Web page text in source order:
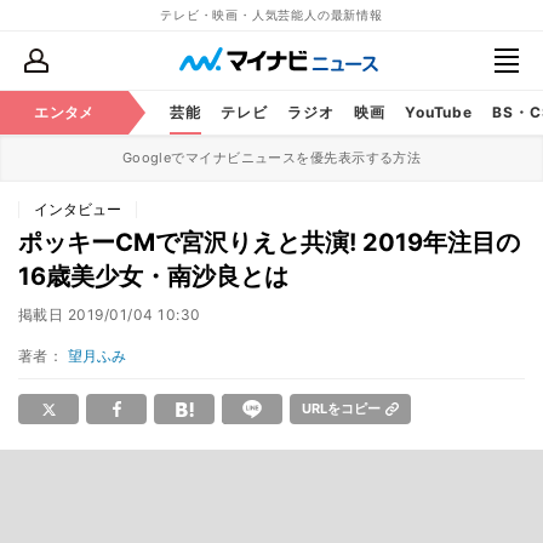
テレビ・映画・人気芸能人の最新情報
エンタメ 芸能 テレビ ラジオ 映画 YouTube BS・
Googleでマイナビニュースを優先表示する方法
インタビュー
ポッキーCMで宮沢りえと共演! 2019年注目の
16歳美少女・南沙良とは
掲載日 2019/01/04 10:30
著者： 望月ふみ
URLをコピー